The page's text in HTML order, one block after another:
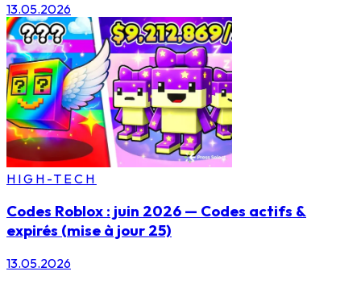
13.05.2026
HIGH-TECH
Codes Roblox : juin 2026 — Codes actifs &
expirés (mise à jour 25)
13.05.2026